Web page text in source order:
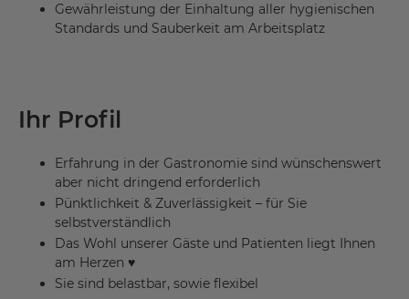
Gewährleistung der Einhaltung aller hygienischen
Standards und Sauberkeit am Arbeitsplatz
Ihr Profil
Erfahrung in der Gastronomie sind wünschenswert
aber nicht dringend erforderlich
Pünktlichkeit & Zuverlässigkeit – für Sie
selbstverständlich
Das Wohl unserer Gäste und Patienten liegt Ihnen
am Herzen ♥
Sie sind belastbar, sowie flexibel